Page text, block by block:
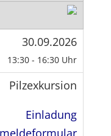
30.09.2026
13:30 - 16:30 Uhr
Pilzexkursion
Einladung